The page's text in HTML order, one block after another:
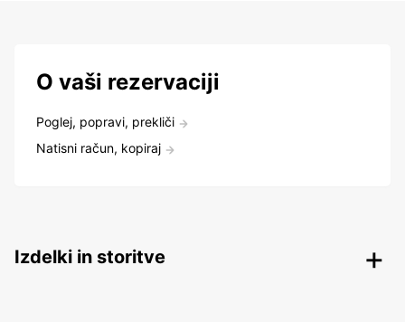
O vaši rezervaciji
Poglej, popravi, prekliči
Natisni račun, kopiraj
Izdelki in storitve